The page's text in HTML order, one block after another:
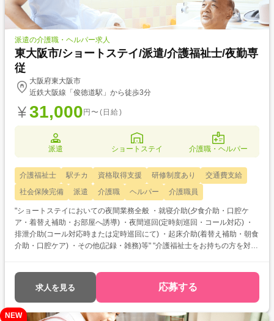
派遣の介護職・ヘルパー求人
東大阪市/ショートステイ/派遣/介護福祉士/夜勤専
従
大阪府東大阪市
近鉄大阪線「俊徳道駅」から徒歩3分
31,000 円〜(日給)
派遣 ショートステイ 介護職・ヘルパー
介護福祉士 駅チカ 資格取得支援 研修制度あり
交通費支給
社会保険完備
派遣 介護職 ヘルパー 介護職員
"ショートステイにおいての夜間業務全般 ・就寝介助(夕食介助・口腔ケ
ア・着替え補助・お部屋へ誘導) ・夜間巡回(定時刻巡回・コール対応) ・
排泄介助(コール対応時または定時巡回にて) ・起床介助(着替え補助・朝食
介助・口腔ケア) ・その他(記録・雑務)等" "介護福祉士をお持ちの方を対象
対人スキルアップ (幅広20代～60代活躍中の職場でコミュニケーション
力を磨きたい)"
求人を見る 応募する
NEW